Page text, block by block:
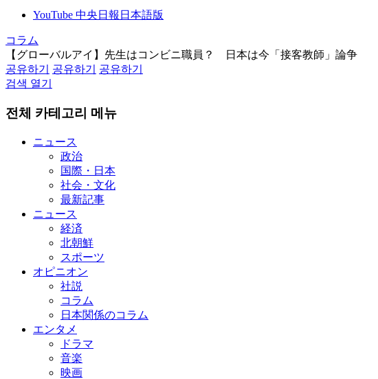
YouTube 中央日報日本語版
コラム
【グローバルアイ】先生はコンビニ職員？ 日本は今「接客教師」論争
공유하기
공유하기
공유하기
검색 열기
전체 카테고리 메뉴
ニュース
政治
国際・日本
社会・文化
最新記事
ニュース
経済
北朝鮮
スポーツ
オピニオン
社説
コラム
日本関係のコラム
エンタメ
ドラマ
音楽
映画